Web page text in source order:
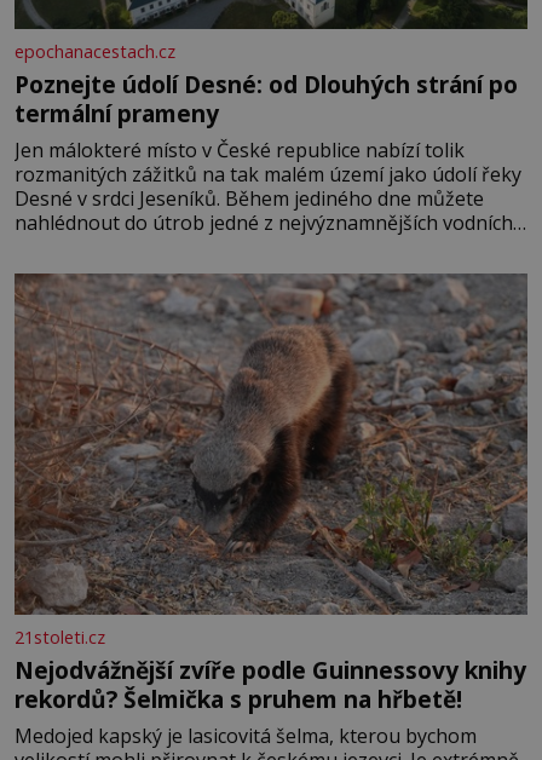
epochanacestach.cz
Poznejte údolí Desné: od Dlouhých strání po
termální prameny
Jen málokteré místo v České republice nabízí tolik
rozmanitých zážitků na tak malém území jako údolí řeky
Desné v srdci Jeseníků. Během jediného dne můžete
nahlédnout do útrob jedné z nejvýznamnějších vodních
se na koloběžce a den zakončit poznáváním památek ve
Velkých Losinách nebo v termálním
21stoleti.cz
Nejodvážnější zvíře podle Guinnessovy knihy
rekordů? Šelmička s pruhem na hřbetě!
Medojed kapský je lasicovitá šelma, kterou bychom